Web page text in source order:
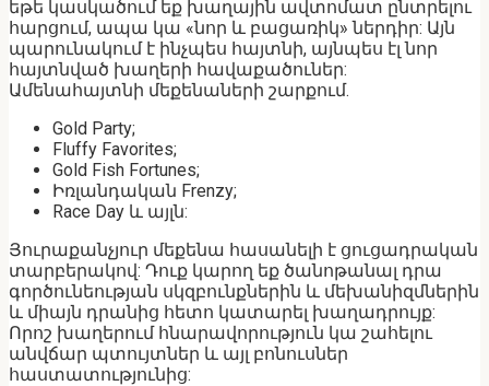
եթե կասկածում եք խաղային ավտոմատ ընտրելու
հարցում, ապա կա «նոր և բացառիկ» ներդիր: Այն
պարունակում է ինչպես հայտնի, այնպես էլ նոր
հայտնված խաղերի հավաքածուներ:
Ամենահայտնի մեքենաների շարքում.
Gold Party;
Fluffy Favorites;
Gold Fish Fortunes;
Իռլանդական Frenzy;
Race Day և այլն:
Յուրաքանչյուր մեքենա հասանելի է ցուցադրական
տարբերակով: Դուք կարող եք ծանոթանալ դրա
գործունեության սկզբունքներին և մեխանիզմներին
և միայն դրանից հետո կատարել խաղադրույք:
Որոշ խաղերում հնարավորություն կա շահելու
անվճար պտույտներ և այլ բոնուսներ
հաստատությունից: